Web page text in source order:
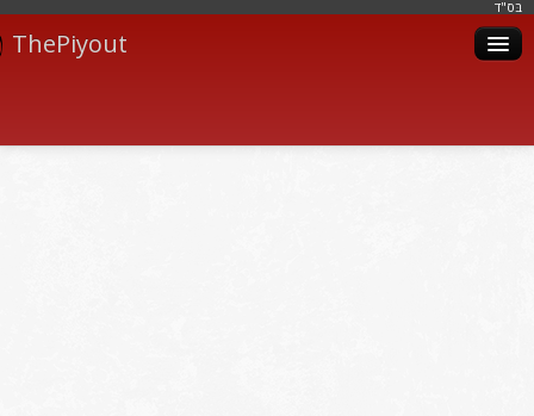
בּס"ד
ThePiyout